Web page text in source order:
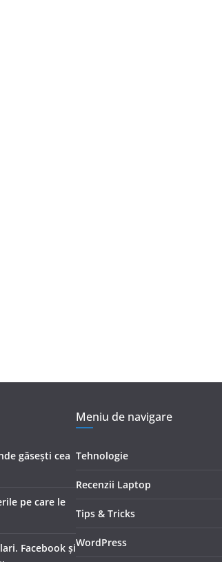
găsești cea
pe care le
Facebook și
Meniu de navigare
Tehnologie
Recenzii Laptop
Tips & Tricks
WordPress